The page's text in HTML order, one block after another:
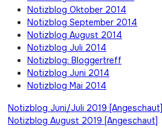
Notizblog Oktober 2014
Notizblog September 2014
Notizblog August 2014
Notizblog Juli 2014
Notizblog: Bloggertreff
Notizblog Juni 2014
Notizblog Mai 2014
Beitragsnavigation
Notizblog Juni/Juli 2019 [Angeschaut]
Notizblog August 2019 [Angeschaut]